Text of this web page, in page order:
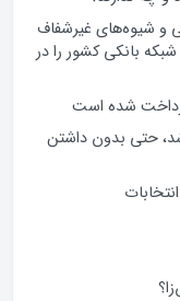
چه ندارند؟
شیوه‌های غیرشفاف
بانکی کشور را در
حتی بدون داشتن